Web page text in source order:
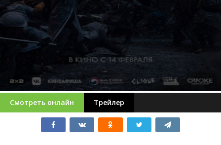
Смотреть онлайн Трейлер